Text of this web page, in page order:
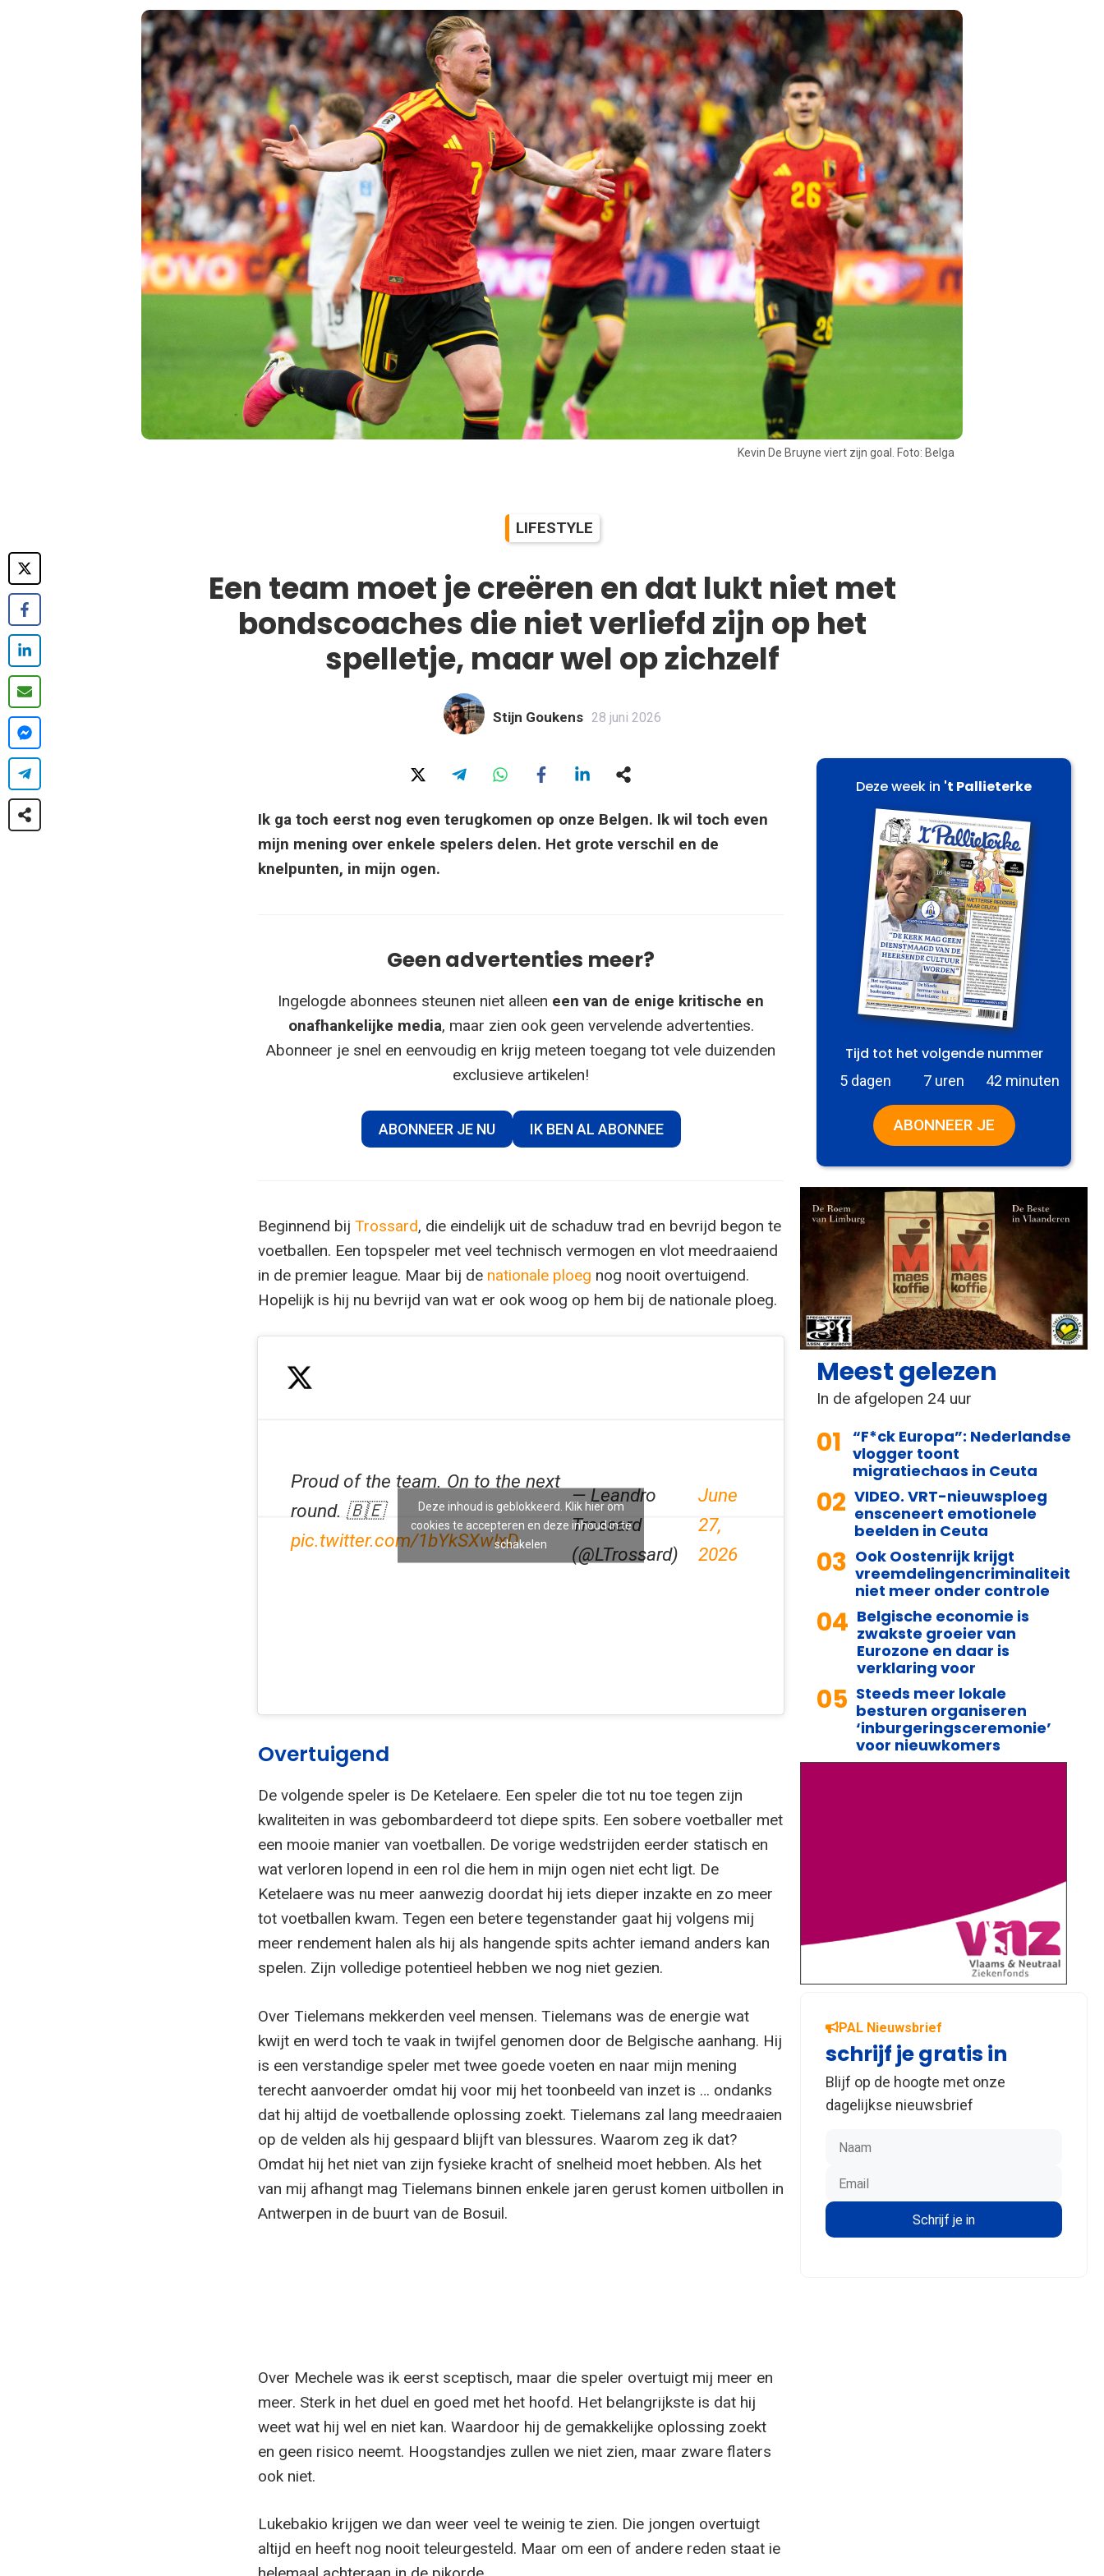
Kevin De Bruyne viert zijn goal. Foto: Belga
LIFESTYLE
Een team moet je creëren en dat lukt niet met
bondscoaches die niet verliefd zijn op het
spelletje, maar wel op zichzelf
Stijn Goukens 28 juni 2026
Ik ga toch eerst nog even terugkomen op onze Belgen. Ik wil toch even
mijn mening over enkele spelers delen. Het grote verschil en de
knelpunten, in mijn ogen.
Geen advertenties meer?
Ingelogde abonnees steunen niet alleen een van de enige kritische en
onafhankelijke media, maar zien ook geen vervelende advertenties.
Abonneer je snel en eenvoudig en krijg meteen toegang tot vele duizenden
exclusieve artikelen!
ABONNEER JE NU IK BEN AL ABONNEE
Beginnend bij Trossard, die eindelijk uit de schaduw trad en bevrijd begon te
voetballen. Een topspeler met veel technisch vermogen en vlot meedraaiend
in de premier league. Maar bij de nationale ploeg nog nooit overtuigend.
Hopelijk is hij nu bevrijd van wat er ook woog op hem bij de nationale ploeg.
Proud of the team. On to the next
round. 🇧🇪
pic.twitter.com/1bYkSXwlxD
— Leandro
Trossard
(@LTrossard)
June
27,
2026
Deze inhoud is geblokkeerd. Klik hier om
cookies te accepteren en deze inhoud in te
schakelen
Overtuigend
De volgende speler is De Ketelaere. Een speler die tot nu toe tegen zijn
kwaliteiten in was gebombardeerd tot diepe spits. Een sobere voetballer met
een mooie manier van voetballen. De vorige wedstrijden eerder statisch en
wat verloren lopend in een rol die hem in mijn ogen niet echt ligt. De
Ketelaere was nu meer aanwezig doordat hij iets dieper inzakte en zo meer
tot voetballen kwam. Tegen een betere tegenstander gaat hij volgens mij
meer rendement halen als hij als hangende spits achter iemand anders kan
spelen. Zijn volledige potentieel hebben we nog niet gezien.
Over Tielemans mekkerden veel mensen. Tielemans was de energie wat
kwijt en werd toch te vaak in twijfel genomen door de Belgische aanhang. Hij
is een verstandige speler met twee goede voeten en naar mijn mening
terecht aanvoerder omdat hij voor mij het toonbeeld van inzet is … ondanks
dat hij altijd de voetballende oplossing zoekt. Tielemans zal lang meedraaien
op de velden als hij gespaard blijft van blessures. Waarom zeg ik dat?
Omdat hij het niet van zijn fysieke kracht of snelheid moet hebben. Als het
van mij afhangt mag Tielemans binnen enkele jaren gerust komen uitbollen in
Antwerpen in de buurt van de Bosuil.
Over Mechele was ik eerst sceptisch, maar die speler overtuigt mij meer en
meer. Sterk in het duel en goed met het hoofd. Het belangrijkste is dat hij
weet wat hij wel en niet kan. Waardoor hij de gemakkelijke oplossing zoekt
en geen risico neemt. Hoogstandjes zullen we niet zien, maar zware flaters
ook niet.
Lukebakio krijgen we dan weer veel te weinig te zien. Die jongen overtuigt
altijd en heeft nog nooit teleurgesteld. Maar om een of andere reden staat ie
Deze week in 't Pallieterke
Tijd tot het volgende nummer
5 dagen 7 uren 42 minuten
ABONNEER JE
Meest gelezen
In de afgelopen 24 uur
01 “F*ck Europa”: Nederlandse
vlogger toont
migratiechaos in Ceuta
02 VIDEO. VRT-nieuwsploeg
ensceneert emotionele
beelden in Ceuta
03 Ook Oostenrijk krijgt
vreemdelingencriminaliteit
niet meer onder controle
04 Belgische economie is
zwakste groeier van
Eurozone en daar is
verklaring voor
05 Steeds meer lokale
besturen organiseren
‘inburgeringsceremonie’
voor nieuwkomers
PAL Nieuwsbrief
schrijf je gratis in
Blijf op de hoogte met onze
dagelijkse nieuwsbrief